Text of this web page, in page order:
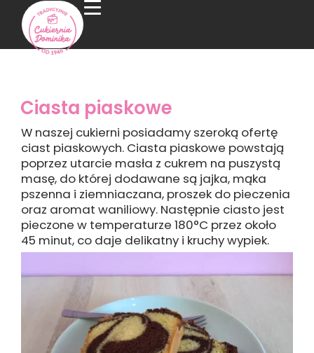
Ciasta piaskowe
W naszej cukierni posiadamy szeroką ofertę
ciast piaskowych. Ciasta piaskowe powstają
poprzez utarcie masła z cukrem na puszystą
masę, do której dodawane są jajka, mąka
pszenna i ziemniaczana, proszek do pieczenia
oraz aromat waniliowy. Następnie ciasto jest
pieczone w temperaturze 180°C przez około
45 minut, co daje delikatny i kruchy wypiek.